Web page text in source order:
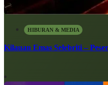
HIBURAN & MEDIA
Kilauan Emas Selebriti –